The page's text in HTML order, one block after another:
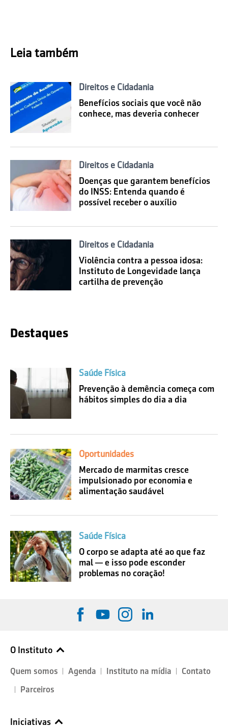
Leia também
Direitos e Cidadania
Benefícios sociais que você não
conhece, mas deveria conhecer
Direitos e Cidadania
Doenças que garantem benefícios
do INSS: Entenda quando é
possível receber o auxílio
Direitos e Cidadania
Violência contra a pessoa idosa:
Instituto de Longevidade lança
cartilha de prevenção
Destaques
Saúde Física
Prevenção à demência começa com
hábitos simples do dia a dia
Oportunidades
Mercado de marmitas cresce
impulsionado por economia e
alimentação saudável
Saúde Física
O corpo se adapta até ao que faz
mal — e isso pode esconder
problemas no coração!
O Instituto
Quem somos Agenda Instituto na mídia
Contato
Parceiros
Iniciativas